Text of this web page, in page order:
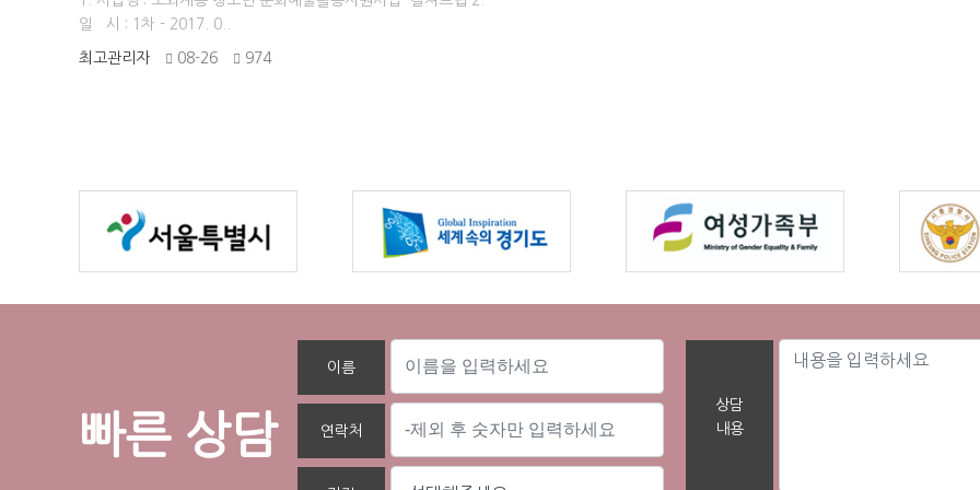
일 시 : 1차 - 2017. 0..
최고관리자 08-26 974
빠른 상담
이름
연락처
상담
내용